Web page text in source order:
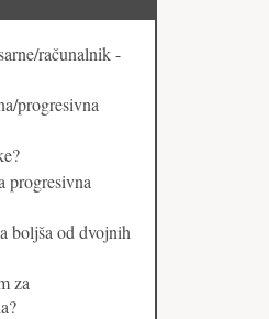
računalnik -
progresivna
progresivna
boljša od dvojnih
za